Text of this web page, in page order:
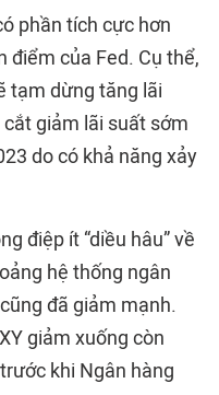
phần tích cực hơn
điểm của Fed. Cụ thể,
tạm dừng tăng lãi
giảm lãi suất sớm
do có khả năng xảy
điệp ít “diều hâu” về
hệ thống ngân
đã giảm mạnh.
giảm xuống còn
khi Ngân hàng